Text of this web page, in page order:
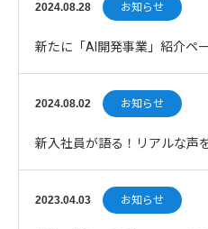
2024.08.28 お知らせ
新たに「AI開発事業」紹介ペ
2024.08.02 お知らせ
新入社員が語る！リアルな声
ージ公開
2023.04.03 お知らせ